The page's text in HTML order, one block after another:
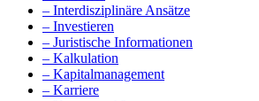
– Interdisziplinäre Ansätze
– Investieren
– Juristische Informationen
– Kalkulation
– Kapitalmanagement
– Karriere